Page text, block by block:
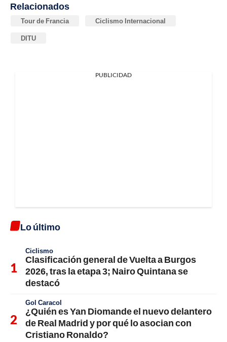
Relacionados
Tour de Francia Ciclismo Internacional
DITU
PUBLICIDAD
Lo último
Ciclismo
Clasificación general de Vuelta a Burgos
2026, tras la etapa 3; Nairo Quintana se
destacó
Gol Caracol
¿Quién es Yan Diomande el nuevo delantero
de Real Madrid y por qué lo asocian con
Cristiano Ronaldo?